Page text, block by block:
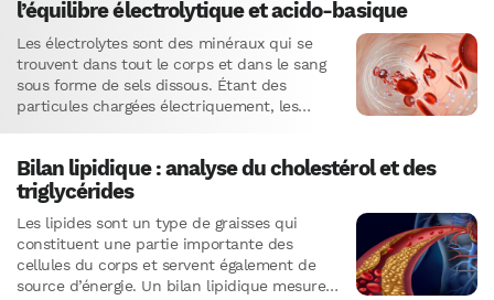
l’équilibre électrolytique et acido-basique
Les électrolytes sont des minéraux qui se
trouvent dans tout le corps et dans le sang
sous forme de sels dissous. Étant des
particules chargées électriquement, les
Bilan lipidique : analyse du cholestérol et des
triglycérides
Les lipides sont un type de graisses qui
constituent une partie importante des
cellules du corps et servent également de
source d’énergie. Un bilan lipidique mesure